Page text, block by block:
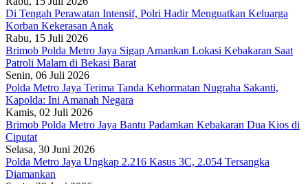
Di Tengah Perawatan Intensif, Polri Hadir Menguatkan Keluarga
Korban Kekerasan Anak
Rabu, 15 Juli 2026
Brimob Polda Metro Jaya Sigap Amankan Lokasi Kebakaran Saat
Patroli Malam di Bekasi Barat
Senin, 06 Juli 2026
Polda Metro Jaya Terima Tanda Kehormatan Nugraha Sakanti,
Kapolda: Ini Amanah Negara
Kamis, 02 Juli 2026
Brimob Polda Metro Jaya Bantu Padamkan Kebakaran Dua Kios di
Ciputat
Selasa, 30 Juni 2026
Polda Metro Jaya Ungkap 2.216 Kasus 3C, 2.054 Tersangka
Diamankan